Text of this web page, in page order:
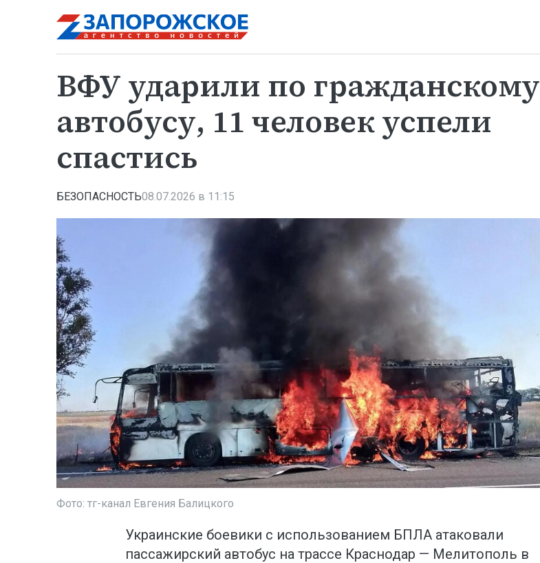
ВФУ ударили по гражданскому
автобусу, 11 человек успели
спастись
БЕЗОПАСНОСТЬ08.07.2026 в 11:15
Фото: тг-канал Евгения Балицкого
Украинские боевики с использованием БПЛА атаковали
пассажирский автобус на трассе Краснодар — Мелитополь в